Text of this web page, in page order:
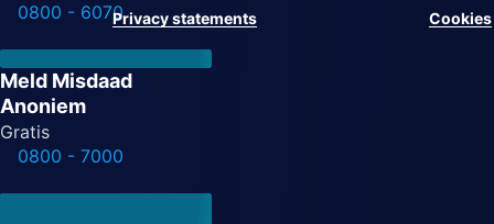
0800 - 6070
Meld Misdaad
Anoniem
Gratis
0800 - 7000
Privacy statements
Cookies